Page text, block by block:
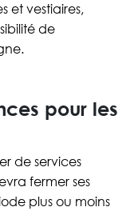
et vestiaires,
de
pour les
de services
fermer ses
plus ou moins